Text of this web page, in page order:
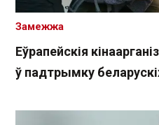
Еўрапейскія
ў падтрымку
Замежжа